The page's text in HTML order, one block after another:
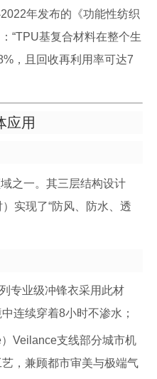
年发布的《功能性纺织
“TPU基复合材料在整个生
，且回收再利用率可达7
应用
之一。其三层结构设计
实现了“防风、防水、透
专业级冲锋衣采用此材
连续穿着8小时不渗水；
Veilance支线部分城市机
，兼顾都市审美与极端气